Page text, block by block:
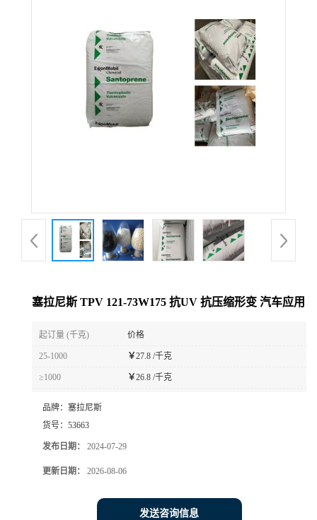
塞拉尼斯 TPV 121-73W175 抗UV 抗压缩形变 汽车应用
起订量 (千克) 价格
25-1000 ￥27.8 /千克
≥1000 ￥26.8 /千克
品牌： 塞拉尼斯
货号： 53663
发布日期： 2024-07-29
更新日期： 2026-08-06
发送咨询信息